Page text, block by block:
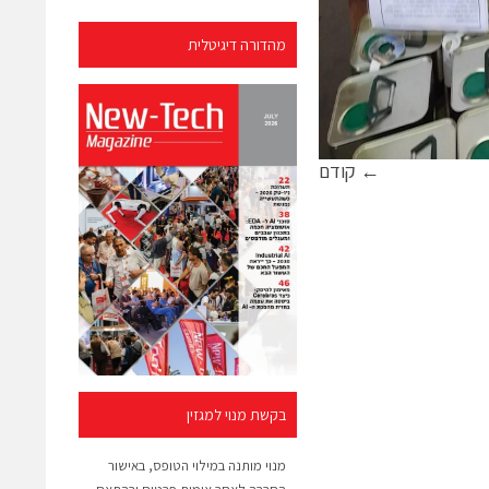
מהדורה דיגיטלית
בקשת מנוי למגזין
מנוי מותנה במילוי הטופס, באישור
← קודם